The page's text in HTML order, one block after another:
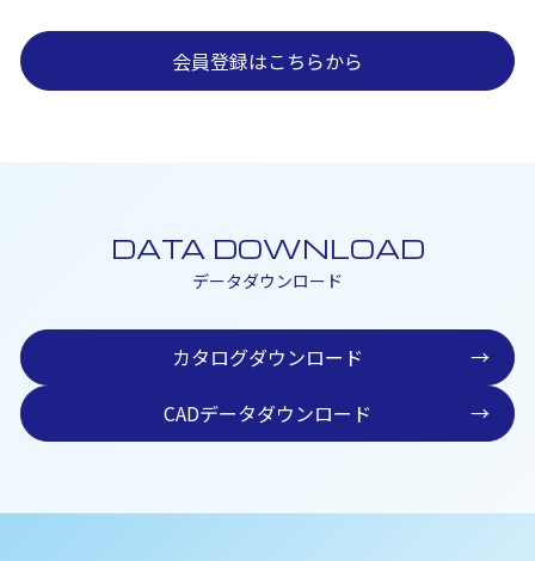
会員登録はこちらから
DATA DOWNLOAD
データダウンロード
カタログダウンロード
→
CADデータダウンロード
→